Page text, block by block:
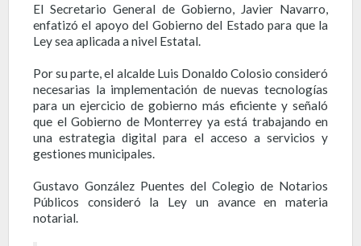
El Secretario General de Gobierno, Javier Navarro,
enfatizó el apoyo del Gobierno del Estado para que la
Ley sea aplicada a nivel Estatal.
Por su parte, el alcalde Luis Donaldo Colosio consideró
necesarias la implementación de nuevas tecnologías
para un ejercicio de gobierno más eficiente y señaló
que el Gobierno de Monterrey ya está trabajando en
una estrategia digital para el acceso a servicios y
gestiones municipales.
Gustavo González Puentes del Colegio de Notarios
Públicos consideró la Ley un avance en materia
notarial.